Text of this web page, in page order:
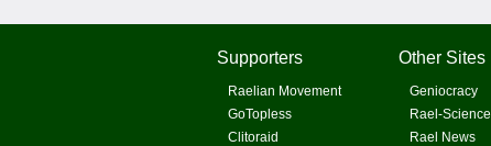
Supporters
Raelian Movement
GoTopless
Clitoraid
Other Sites
Geniocracy
Rael-Science
Rael News